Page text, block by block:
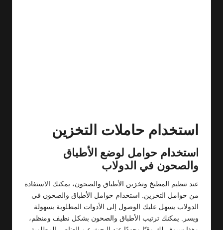
استخدام حاملات التخزين
استخدام حوامل لوضع الأطباق
والصحون في الدولاب
عند تنظيم المطبخ وتخزين الأطباق والصحون، يمكنك الاستفادة
من حوامل التخزين. استخدام حوامل الأطباق والصحون في
الدولاب يسهل عليك الوصول إلى الأدوات المطلوبة بسهولة
ويسر. يمكنك ترتيب الأطباق والصحون بشكل نظيف ومنظم،